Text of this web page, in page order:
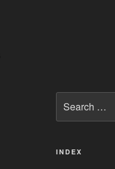
for:
INDEX